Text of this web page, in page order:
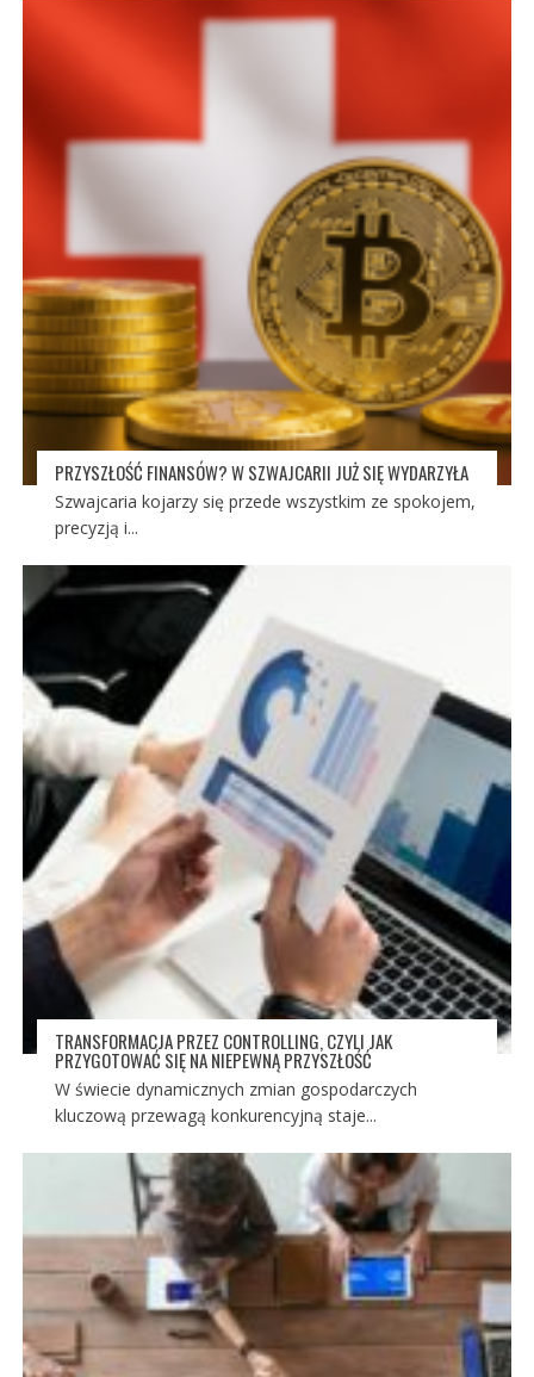
PRZYSZŁOŚĆ FINANSÓW? W SZWAJCARII JUŻ SIĘ WYDARZYŁA
Szwajcaria kojarzy się przede wszystkim ze spokojem,
precyzją i...
TRANSFORMACJA PRZEZ CONTROLLING, CZYLI JAK
PRZYGOTOWAĆ SIĘ NA NIEPEWNĄ PRZYSZŁOŚĆ
W świecie dynamicznych zmian gospodarczych
kluczową przewagą konkurencyjną staje...